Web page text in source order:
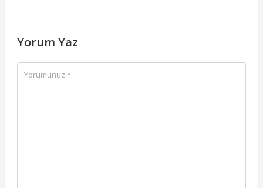
Yorum Yaz